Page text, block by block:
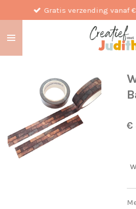
direct
naar
Gratis verzending vanaf
€